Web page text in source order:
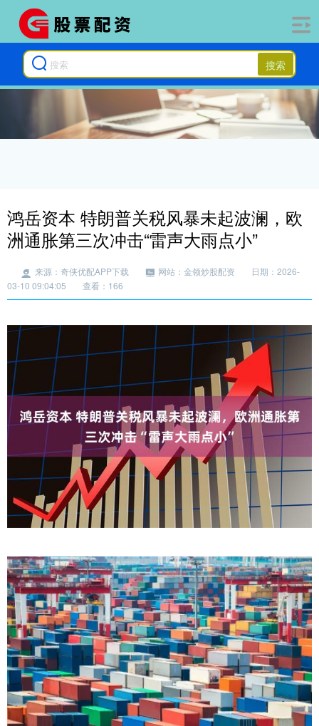
搜索
鸿岳资本 特朗普关税风暴未起波澜，欧
洲通胀第三次冲击“雷声大雨点小”
来源：奇侠优配APP下载 网站：金领炒股配资
日期：2026-
03-10 09:04:05
查看：166